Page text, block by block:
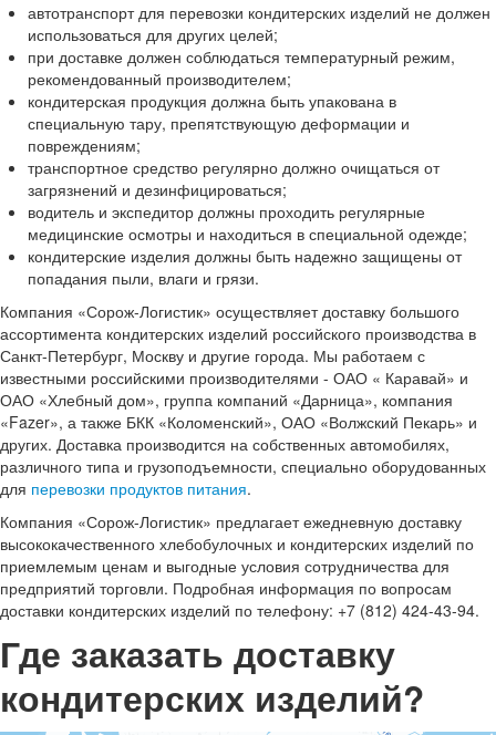
автотранспорт для перевозки кондитерских изделий не должен
использоваться для других целей;
при доставке должен соблюдаться температурный режим,
рекомендованный производителем;
кондитерская продукция должна быть упакована в
специальную тару, препятствующую деформации и
повреждениям;
транспортное средство регулярно должно очищаться от
загрязнений и дезинфицироваться;
водитель и экспедитор должны проходить регулярные
медицинские осмотры и находиться в специальной одежде;
кондитерские изделия должны быть надежно защищены от
попадания пыли, влаги и грязи.
Компания «Сорож-Логистик» осуществляет доставку большого
ассортимента кондитерских изделий российского производства в
Санкт-Петербург, Москву и другие города. Мы работаем с
известными российскими производителями - ОАО « Каравай» и
ОАО «Хлебный дом», группа компаний «Дарница», компания
«Fazer», а также БКК «Коломенский», ОАО «Волжский Пекарь» и
других. Доставка производится на собственных автомобилях,
различного типа и грузоподъемности, специально оборудованных
для перевозки продуктов питания.
Компания «Сорож-Логистик» предлагает ежедневную доставку
высококачественного хлебобулочных и кондитерских изделий по
приемлемым ценам и выгодные условия сотрудничества для
предприятий торговли. Подробная информация по вопросам
доставки кондитерских изделий по телефону: +7 (812) 424-43-94.
Где заказать доставку
кондитерских изделий?